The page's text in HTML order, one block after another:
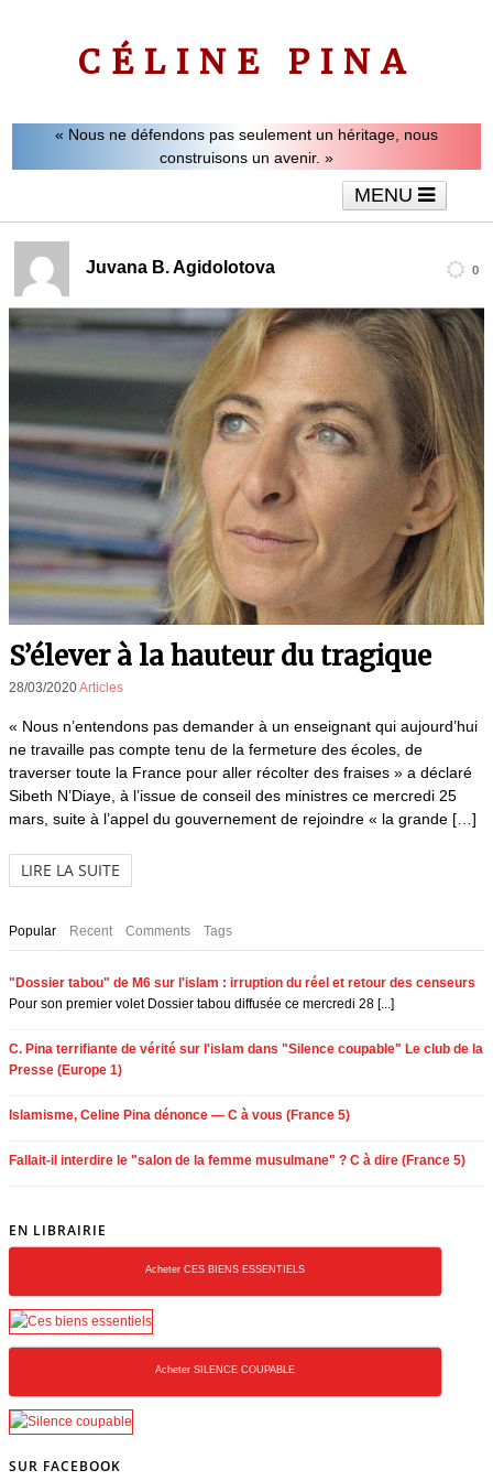
CÉLINE PINA
« Nous ne défendons pas seulement un héritage, nous
construisons un avenir. »
MENU
Interviews Vidéos Articles
Juvana B. Agidolotova 0
S’élever à la hauteur du tragique
28/03/2020Articles
« Nous n’entendons pas demander à un enseignant qui aujourd’hui
ne travaille pas compte tenu de la fermeture des écoles, de
traverser toute la France pour aller récolter des fraises » a déclaré
Sibeth N’Diaye, à l’issue de conseil des ministres ce mercredi 25
mars, suite à l’appel du gouvernement de rejoindre « la grande […]
LIRE LA SUITE
Popular Recent Comments Tags
"Dossier tabou" de M6 sur l'islam : irruption du réel et retour des censeurs
Pour son premier volet Dossier tabou diffusée ce mercredi 28 [...]
C. Pina terrifiante de vérité sur l'islam dans "Silence coupable" Le club de la
Presse (Europe 1)
Islamisme, Celine Pina dénonce — C à vous (France 5)
Fallait-il interdire le "salon de la femme musulmane" ? C à dire (France 5)
EN LIBRAIRIE
Acheter CES BIENS ESSENTIELS
Acheter SILENCE COUPABLE
SUR FACEBOOK